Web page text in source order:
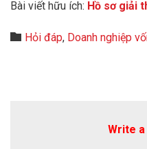
Bài viết hữu ích: Hồ sơ giải
 Category
Hỏi đáp, Doanh nghiệp
Write